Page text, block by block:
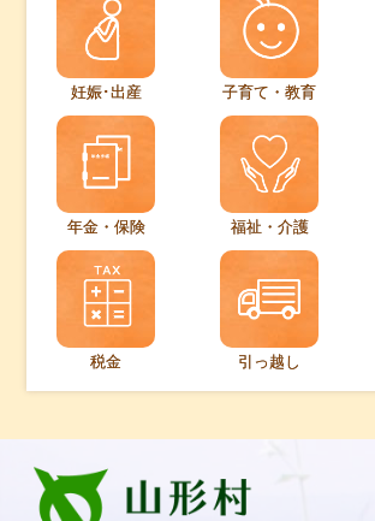
妊娠･出産 子育て・教育
年金・保険 福祉・介護
税金 引っ越し